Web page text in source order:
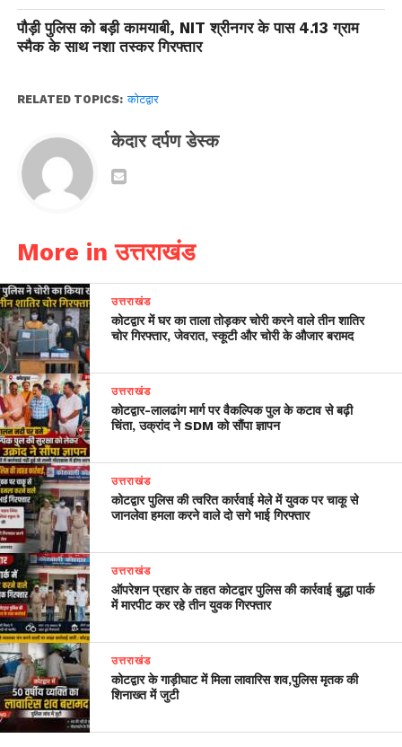
पौड़ी पुलिस को बड़ी कामयाबी, NIT श्रीनगर के पास 4.13 ग्राम
स्मैक के साथ नशा तस्कर गिरफ्तार
RELATED TOPICS: कोटद्वार
केदार दर्पण डेस्क
More in उत्तराखंड
उत्तराखंड
कोटद्वार में घर का ताला तोड़कर चोरी करने वाले तीन शातिर
चोर गिरफ्तार, जेवरात, स्कूटी और चोरी के औजार बरामद
उत्तराखंड
​कोटद्वार-लालढांग मार्ग पर वैकल्पिक पुल के कटाव से बढ़ी
चिंता, उक्रांद ने SDM को सौंपा ज्ञापन
उत्तराखंड
कोटद्वार पुलिस की त्वरित कार्रवाई मेले में युवक पर चाकू से
जानलेवा हमला करने वाले दो सगे भाई गिरफ्तार
उत्तराखंड
ऑपरेशन प्रहार के तहत कोटद्वार पुलिस की कार्रवाई बुद्धा पार्क
में मारपीट कर रहे तीन युवक गिरफ्तार
उत्तराखंड
कोटद्वार के गाड़ीघाट में मिला लावारिस शव,पुलिस मृतक की
शिनाख्त में जुटी